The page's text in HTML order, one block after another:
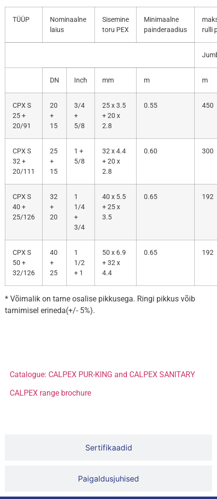
TÜÜP
Nominaalne
laius
Sisemine
toru PEX
Minimaalne
painderaadius
rulli
DN Inch mm m m
CPX S
25 +
20/91
20
+
15
3/4
+
5/8
25 x 3.5
+ 20 x
2.8
0.55 450
CPX S
32 +
20/111
25
+
15
1 +
5/8
32 x 4.4
+ 20 x
2.8
0.60 300
CPX S
40 +
25/126
32
+
20
1
1/4
+
3/4
40 x 5.5
+ 25 x
3.5
0.65 192
CPX S
50 +
32/126
40
+
25
1
1/2
+ 1
50 x 6.9
+ 32 x
4.4
0.65 192
* Võimalik on tarne osalise pikkusega. Ringi pikkus võib
tarnimisel erineda(+/- 5%).
Sertifikaadid
Paigaldusjuhised
Catalogue: CALPEX PUR-KING and CALPEX SANITARY
CALPEX range brochure